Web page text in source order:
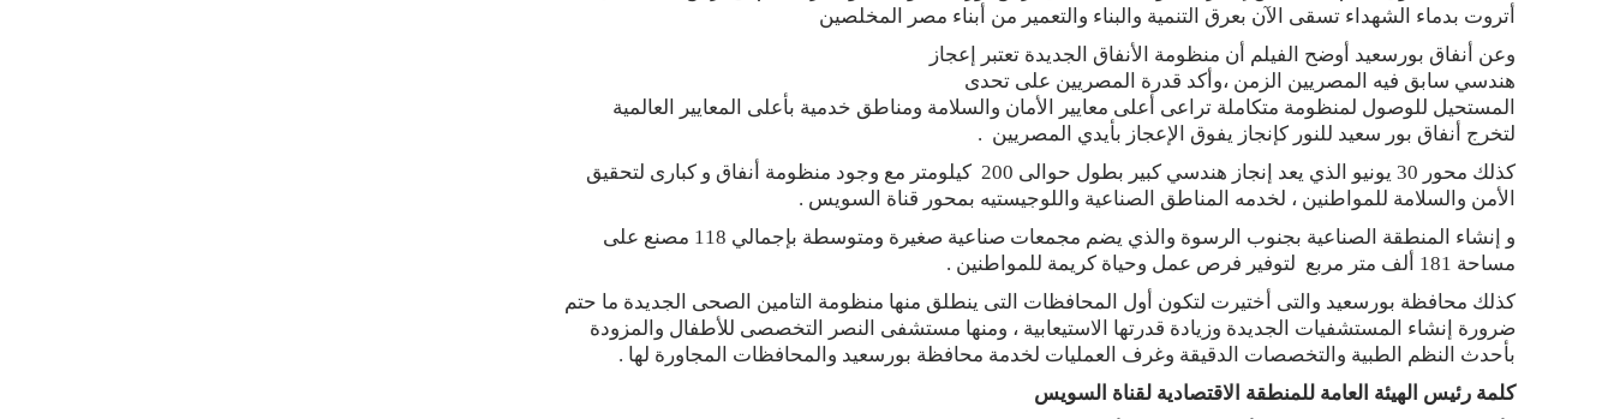
أتروت بدماء الشهداء تسقى الآن بعرق التنمية والبناء والتعمير من أبناء مصر المخلصين
وعن أنفاق بورسعيد أوضح الفيلم أن منظومة الأنفاق الجديدة تعتبر إعجاز
هندسي سابق فيه المصريين الزمن ،وأكد قدرة المصريين على تحدى
المستحيل للوصول لمنظومة متكاملة تراعى أعلى معايير الأمان والسلامة ومناطق خدمية بأعلى المعايير العالمية
لتخرج أنفاق بور سعيد للنور كإنجاز يفوق الإعجاز بأيدي المصريين .
كذلك محور 30 يونيو الذي يعد إنجاز هندسي كبير بطول حوالى 200 كيلومتر مع وجود منظومة أنفاق و كبارى لتحقيق
الأمن والسلامة للمواطنين ، لخدمه المناطق الصناعية واللوجيستيه بمحور قناة السويس .
و إنشاء المنطقة الصناعية بجنوب الرسوة والذي يضم مجمعات صناعية صغيرة ومتوسطة بإجمالي 118 مصنع على
مساحة 181 ألف متر مربع لتوفير فرص عمل وحياة كريمة للمواطنين .
كذلك محافظة بورسعيد والتى أختيرت لتكون أول المحافظات التى ينطلق منها منظومة التامين الصحى الجديدة ما حتم
ضرورة إنشاء المستشفيات الجديدة وزيادة قدرتها الاستيعابية ، ومنها مستشفى النصر التخصصى للأطفال والمزودة
بأحدث النظم الطبية والتخصصات الدقيقة وغرف العمليات لخدمة محافظة بورسعيد والمحافظات المجاورة لها .
كلمة رئيس الهيئة العامة للمنطقة الاقتصادية لقناة السويس